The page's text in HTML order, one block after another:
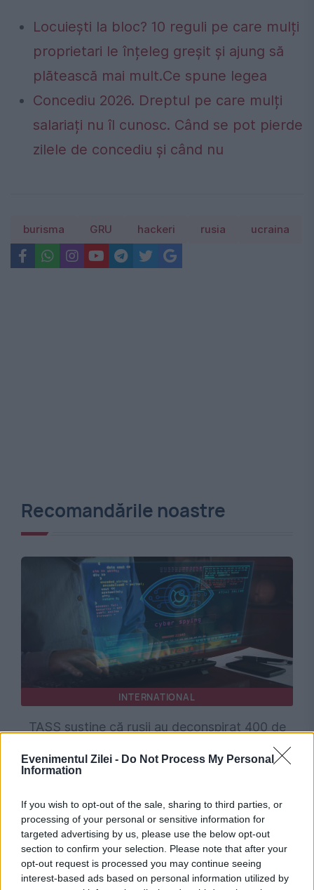
Evenimentul Zilei - Do Not Process My Personal
Information
If you wish to opt-out of the sale, sharing to third parties, or
processing of your personal or sensitive information for
targeted advertising by us, please use the below opt-out
section to confirm your selection. Please note that after your
opt-out request is processed you may continue seeing
interest-based ads based on personal information utilized by
Locuiești la bloc? 10 reguli pe care mulți
proprietari le înțeleg greșit și ajung să
plătească mai mult.Ce spune legea
Concediu 2026. Dreptul pe care mulți
salariați nu îl cunosc. Când se pot pierde
zilele de concediu și când nu
burisma GRU hackeri rusia ucraina
Recomandările noastre
INTERNATIONAL
TASS susține că rușii au deconspirat 400 de
spioni NATO și ofițeri ucraineni